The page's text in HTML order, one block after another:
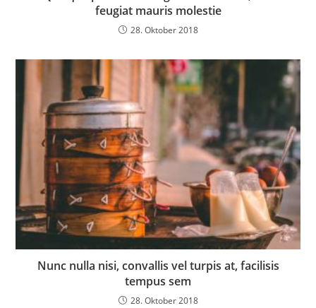
feugiat mauris molestie
28. Oktober 2018
Nunc nulla nisi, convallis vel turpis at, facilisis
tempus sem
28. Oktober 2018